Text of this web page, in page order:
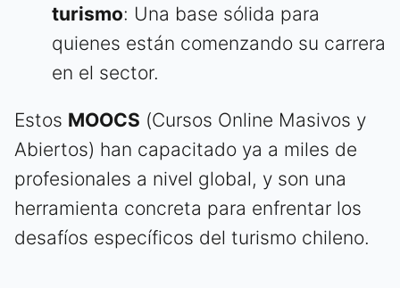
turismo: Una base sólida para
quienes están comenzando su carrera
en el sector.
Estos MOOCS (Cursos Online Masivos y
Abiertos) han capacitado ya a miles de
profesionales a nivel global, y son una
herramienta concreta para enfrentar los
desafíos específicos del turismo chileno.